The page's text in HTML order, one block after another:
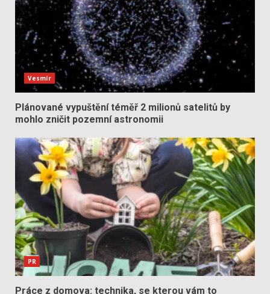
Vesmír
Plánované vypuštění téměř 2 milionů satelitů by
mohlo zničit pozemní astronomii
PR
Práce z domova: technika, se kterou vám to